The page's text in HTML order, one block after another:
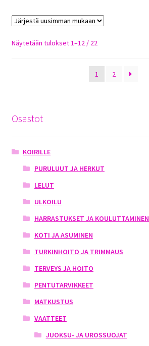
Näytetään tulokset 1–12 / 22Sorted
latest
1
2
Osastot
KOIRILLE
PURULUUT JA HERKUT
LELUT
ULKOILU
HARRASTUKSET JA KOULUTTAMINEN
KOTI JA ASUMINEN
TURKINHOITO JA TRIMMAUS
TERVEYS JA HOITO
PENTUTARVIKKEET
MATKUSTUS
VAATTEET
JUOKSU- JA UROSSUOJAT